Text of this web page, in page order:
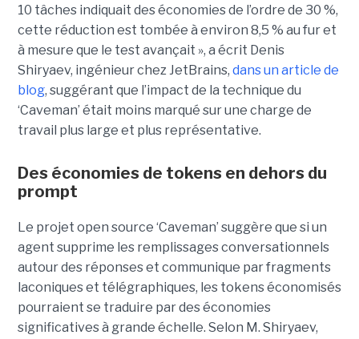
10 tâches indiquait des économies de l’ordre de 30 %,
cette réduction est tombée à environ 8,5 % au fur et
à mesure que le test avançait », a écrit Denis
Shiryaev, ingénieur chez JetBrains, dans un article de
blog, suggérant que l’impact de la technique du
‘Caveman’ était moins marqué sur une charge de
travail plus large et plus représentative.
Des économies de tokens en dehors du
prompt
Le projet open source ‘Caveman’ suggère que si un
agent supprime les remplissages conversationnels
autour des réponses et communique par fragments
laconiques et télégraphiques, les tokens économisés
pourraient se traduire par des économies
significatives à grande échelle. Selon M. Shiryaev,